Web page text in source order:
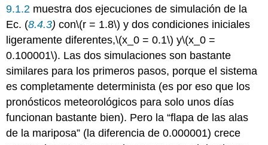
9.1.2 muestra dos ejecuciones de simulación de la
Ec. (8.4.3) con\(r = 1.8\) y dos condiciones iniciales
ligeramente diferentes,\(x_0 = 0.1\) y\(x_0 =
0.100001\). Las dos simulaciones son bastante
similares para los primeros pasos, porque el sistema
es completamente determinista (es por eso que los
pronósticos meteorológicos para solo unos días
funcionan bastante bien). Pero la “flapa de las alas
de la mariposa” (la diferencia de 0.000001) crece